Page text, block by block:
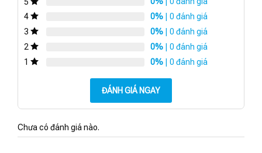
4
0% | 0 đánh giá
3
0% | 0 đánh giá
2
0% | 0 đánh giá
1
0% | 0 đánh giá
ĐÁNH GIÁ NGAY
Chưa có đánh giá nào.